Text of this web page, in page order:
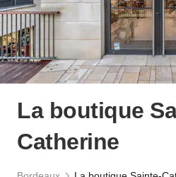
La boutique
Catherine